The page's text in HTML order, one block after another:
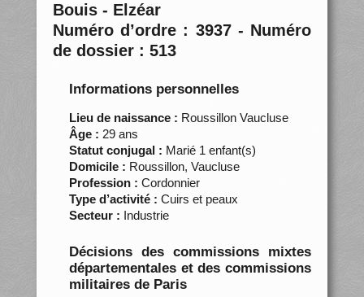
Bouis - Elzéar
Numéro d’ordre : 3937 - Numéro
de dossier : 513
Informations personnelles
Lieu de naissance : Roussillon Vaucluse
Âge : 29 ans
Statut conjugal : Marié 1 enfant(s)
Domicile : Roussillon, Vaucluse
Profession : Cordonnier
Type d’activité : Cuirs et peaux
Secteur : Industrie
Décisions des commissions mixtes
départementales et des commissions
militaires de Paris